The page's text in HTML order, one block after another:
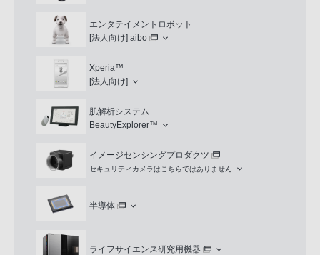
エンタテイメントロボット
[法人向け] aibo
Xperia™
[法人向け]
肌解析システム
BeautyExplorer™
イメージセンシングプロダクツ
セキュリティカメラはこちらではありません
半導体
ライフサイエンス研究用機器